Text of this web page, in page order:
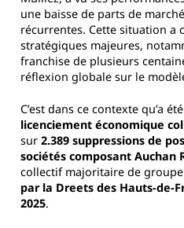
une baisse de parts de
récurrentes. Cette situation a
stratégiques majeures,
franchise de plusieurs
réflexion globale sur le
C’est dans ce contexte qu’a
licenciement économique
sur 2.389 suppressions de
sociétés composant Auchan
collectif majoritaire de
par la Dreets des Hauts-de-
2025.